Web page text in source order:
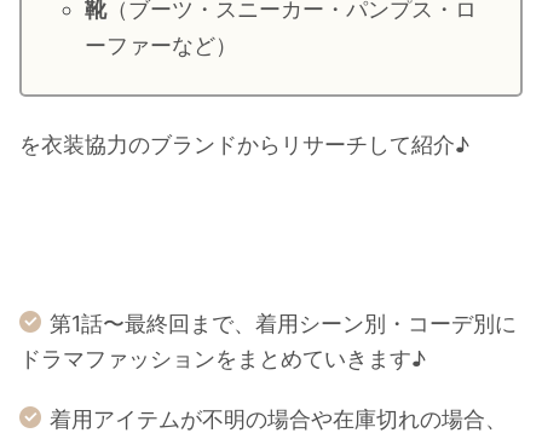
靴（ブーツ・スニーカー・パンプス・ロ
ーファーなど）
を衣装協力のブランドからリサーチして紹介♪
第1話〜最終回まで、着用シーン別・コーデ別に
ドラマファッションをまとめていきます♪
着用アイテムが不明の場合や在庫切れの場合、